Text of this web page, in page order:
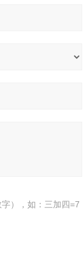
），如：三加四=7